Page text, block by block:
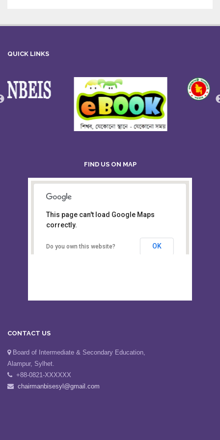
QUICK LINKS
Board of Intermediate &
Secondary Education, Alampur,
Sylhet
This page can't load Google Maps
Board of Intermediate & Secondary Education,
Alampur, Sylhet.
+88-0821-XXXXXX